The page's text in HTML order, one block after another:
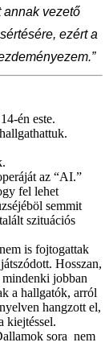
annak vezető
ezért a
én este.
az “AI.”
fel lehet
semmit
szituációs
is fojtogattak
Hosszan,
jobban
a hallgatók, arról
hangzott el,
kiejtéssel.
sora nem